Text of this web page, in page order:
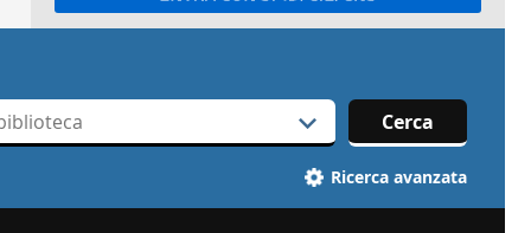
Cerca
Ricerca avanzata